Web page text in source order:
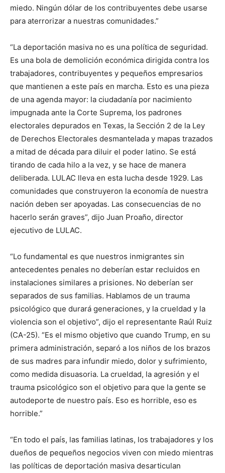
miedo. Ningún dólar de los contribuyentes debe usarse
para aterrorizar a nuestras comunidades.”
“La deportación masiva no es una política de seguridad.
Es una bola de demolición económica dirigida contra los
trabajadores, contribuyentes y pequeños empresarios
que mantienen a este país en marcha. Esto es una pieza
de una agenda mayor: la ciudadanía por nacimiento
impugnada ante la Corte Suprema, los padrones
electorales depurados en Texas, la Sección 2 de la Ley
de Derechos Electorales desmantelada y mapas trazados
a mitad de década para diluir el poder latino. Se está
tirando de cada hilo a la vez, y se hace de manera
deliberada. LULAC lleva en esta lucha desde 1929. Las
comunidades que construyeron la economía de nuestra
nación deben ser apoyadas. Las consecuencias de no
hacerlo serán graves”, dijo Juan Proaño, director
ejecutivo de LULAC.
“Lo fundamental es que nuestros inmigrantes sin
antecedentes penales no deberían estar recluidos en
instalaciones similares a prisiones. No deberían ser
separados de sus familias. Hablamos de un trauma
psicológico que durará generaciones, y la crueldad y la
violencia son el objetivo”, dijo el representante Raúl Ruiz
(CA-25). “Es el mismo objetivo que cuando Trump, en su
primera administración, separó a los niños de los brazos
de sus madres para infundir miedo, dolor y sufrimiento,
como medida disuasoria. La crueldad, la agresión y el
trauma psicológico son el objetivo para que la gente se
autodeporte de nuestro país. Eso es horrible, eso es
horrible.”
“En todo el país, las familias latinas, los trabajadores y los
dueños de pequeños negocios viven con miedo mientras
las políticas de deportación masiva desarticulan